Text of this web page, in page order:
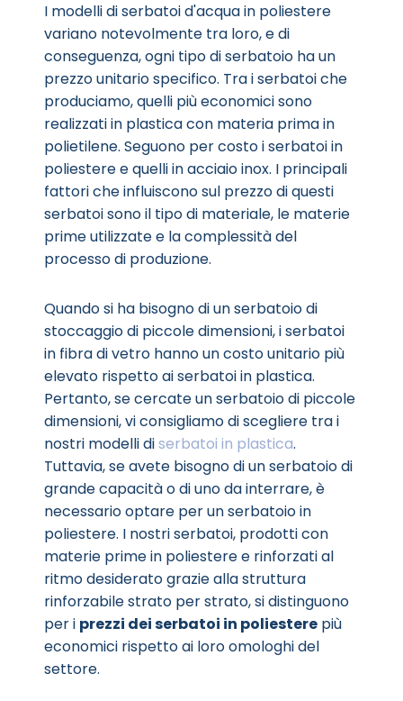
I modelli di serbatoi d'acqua in poliestere
variano notevolmente tra loro, e di
conseguenza, ogni tipo di serbatoio ha un
prezzo unitario specifico. Tra i serbatoi che
produciamo, quelli più economici sono
realizzati in plastica con materia prima in
polietilene. Seguono per costo i serbatoi in
poliestere e quelli in acciaio inox. I principali
fattori che influiscono sul prezzo di questi
serbatoi sono il tipo di materiale, le materie
prime utilizzate e la complessità del
processo di produzione.
Quando si ha bisogno di un serbatoio di
stoccaggio di piccole dimensioni, i serbatoi
in fibra di vetro hanno un costo unitario più
elevato rispetto ai serbatoi in plastica.
Pertanto, se cercate un serbatoio di piccole
dimensioni, vi consigliamo di scegliere tra i
nostri modelli diserbatoi in plastica.
Tuttavia, se avete bisogno di un serbatoio di
grande capacità o di uno da interrare, è
necessario optare per un serbatoio in
poliestere. I nostri serbatoi, prodotti con
materie prime in poliestere e rinforzati al
ritmo desiderato grazie alla struttura
rinforzabile strato per strato, si distinguono
per i prezzi dei serbatoi in poliestere più
economici rispetto ai loro omologhi del
settore.